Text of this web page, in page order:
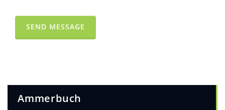
Ammerbuch